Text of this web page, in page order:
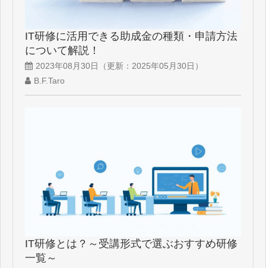
IT研修に活用できる助成金の種類・申請方法
について解説！
2023年08月30日 （更新： 2025年05月30日 ）
B.F.Taro
IT研修とは？～受講形式で選ぶおすすめ研修
一覧～